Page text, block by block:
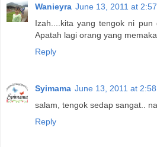
Wanieyra June 13, 2011 at
Izah....kita yang tengok ni pun
Apatah lagi orang yang
Reply
Syimama June 13, 2011 at 2:58
salam, tengok sedap sangat..
Reply